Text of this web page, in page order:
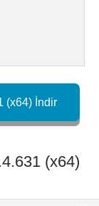
(x64) İndir
(x64)